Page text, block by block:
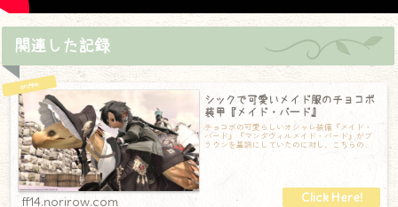
関連した記録
シックで可愛いメイド服のチョコボ
装甲『メイド・バード』
チョコボの可愛らしいオシャレ装備『メイド・
バード』『マンダヴィルメイド・バード』がブ
ラウンを基調にしていたのに対し、こちらの
『メイド・バード』は黒をベースに白のインナ
ff14.norirow.com